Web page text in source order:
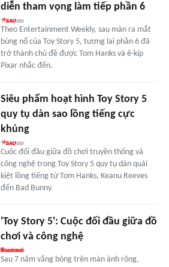
diễn tham vọng làm tiếp phần 6
Theo Entertainment Weekly, sau màn ra mắt
bùng nổ của Toy Story 5, tương lai phần 6 đã
trở thành chủ đề được Tom Hanks và ê-kíp
Pixar nhắc đến.
Siêu phẩm hoạt hình Toy Story 5
quy tụ dàn sao lồng tiếng cực
khủng
Cuộc đối đầu giữa đồ chơi truyền thống và
công nghệ trong Toy Story 5 quy tụ dàn quái
kiệt lồng tiếng từ Tom Hanks, Keanu Reeves
đến Bad Bunny.
'Toy Story 5': Cuộc đối đầu giữa đồ
chơi và công nghệ
Sau 7 năm vắng bóng trên màn ảnh rộng,